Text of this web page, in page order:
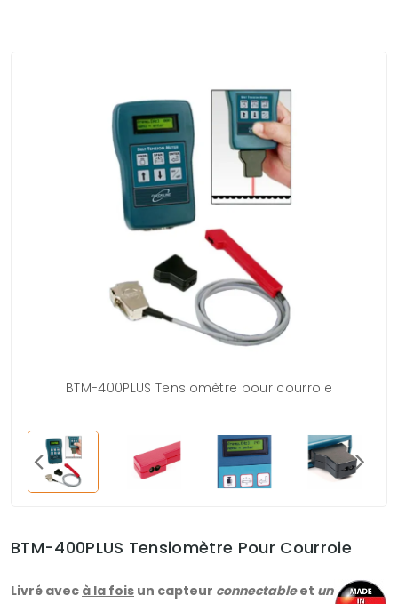
BTM-400PLUS Tensiomètre pour courroie
BTM-400PLUS Tensiomètre Pour Courroie
Livré avec à la fois un capteur connectableet un